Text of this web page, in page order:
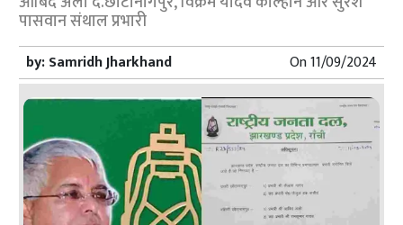
पासवान संथाल प्रभारी
by:Samridh Jharkhand On11/09/2024